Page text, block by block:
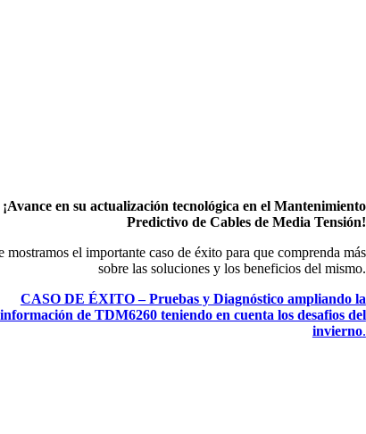
¡Avance en su actualización tecnológica en el Mantenimiento
Predictivo de Cables de Media Tensión!
mostramos el importante caso de éxito para que comprenda más
sobre las soluciones y los beneficios del mismo.
CASO DE ÉXITO – Pruebas y Diagnóstico ampliando la
información de TDM6260 teniendo en cuenta los desafios del
invierno.